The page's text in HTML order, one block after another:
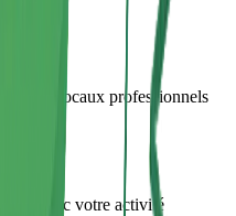
vos locaux professionnels
avec votre activité